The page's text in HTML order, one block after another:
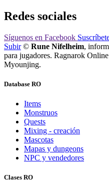
Redes sociales
Síguenos en Facebook
Subir© Rune Nifelheim,
para jugadores. Ragnarok
Myounjing.
Database RO
Items
Monstruos
Quests
Mixing - creación
Mascotas
Mapas y dungeons
NPC y vendedores
Clases RO